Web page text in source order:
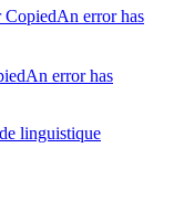
CopiedAn error has
An error has
linguistique